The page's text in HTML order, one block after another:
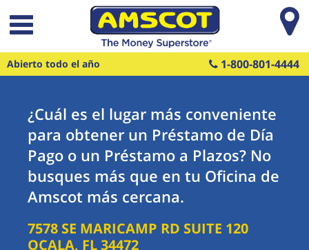
Saltar al contenido principal
Abierto todo el año 1-800-801-4444
¿Cuál es el lugar más conveniente
para obtener un Préstamo de Día
Pago o un Préstamo a Plazos? No
busques más que en tu Oficina de
Amscot más cercana.
7578 SE MARICAMP RD SUITE 120
OCALA, FL34472